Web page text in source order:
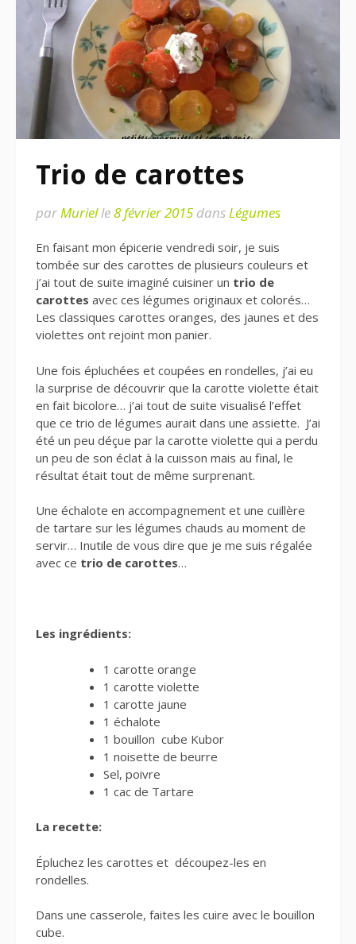
Trio de carottes
parMurielle8 février 2015 dansLégumes
En faisant mon épicerie vendredi soir, je suis
tombée sur des carottes de plusieurs couleurs et
j’ai tout de suite imaginé cuisiner un trio de
carottes avec ces légumes originaux et colorés…
Les classiques carottes oranges, des jaunes et des
violettes ont rejoint mon panier.
Une fois épluchées et coupées en rondelles, j’ai eu
la surprise de découvrir que la carotte violette était
en fait bicolore… j’ai tout de suite visualisé l’effet
que ce trio de légumes aurait dans une assiette. J’ai
été un peu déçue par la carotte violette qui a perdu
un peu de son éclat à la cuisson mais au final, le
résultat était tout de même surprenant.
Une échalote en accompagnement et une cuillère
de tartare sur les légumes chauds au moment de
servir… Inutile de vous dire que je me suis régalée
avec ce trio de carottes…
Les ingrédients:
1 carotte orange
1 carotte violette
1 carotte jaune
1 échalote
1 bouillon cube Kubor
1 noisette de beurre
Sel, poivre
1 cac de Tartare
La recette:
Épluchez les carottes et découpez-les en
rondelles.
Dans une casserole, faites les cuire avec le bouillon
cube.